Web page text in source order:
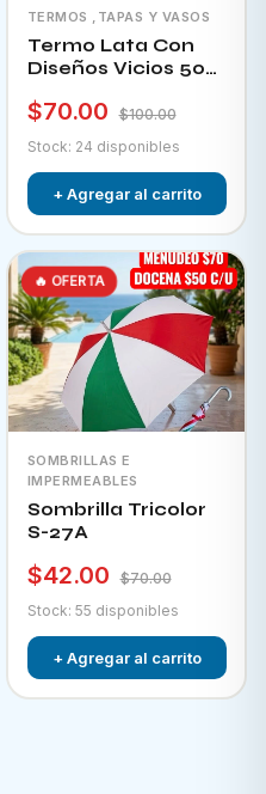
TERMOS ,TAPAS Y VASOS
Termo Lata Con
Diseños Vicios 500
$70.00
$100.00
Stock: 24 disponibles
+ Agregar al carrito
🔥 OFERTA
SOMBRILLAS E
IMPERMEABLES
Sombrilla Tricolor
S-27A
$42.00
$70.00
Stock: 55 disponibles
+ Agregar al carrito